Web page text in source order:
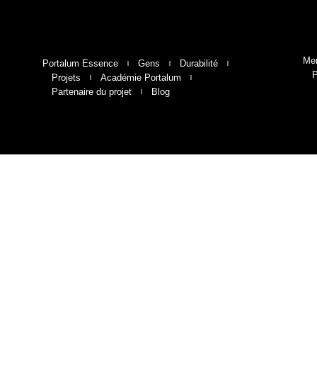
Portalum Essence Gens
Durabilité
Projets
Académie Portalum
Partenaire du projet
Blog